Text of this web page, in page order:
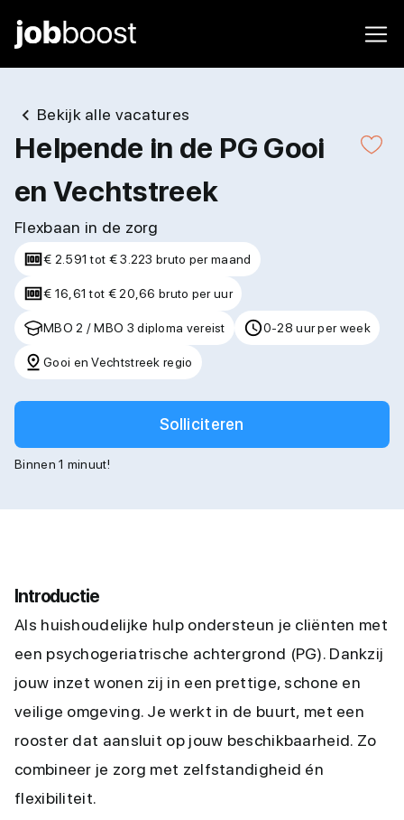
Bekijk alle vacatures
Helpende in de PG Gooi
en Vechtstreek
Flexbaan in de zorg
€ 2.591 tot € 3.223 bruto per maand
€ 16,61 tot € 20,66 bruto per uur
MBO 2 / MBO 3 diploma vereist 0-28 uur per week
Gooi en Vechtstreek regio
Solliciteren
Binnen 1 minuut!
Introductie
Als huishoudelijke hulp ondersteun je cliënten met
een psychogeriatrische achtergrond (PG). Dankzij
jouw inzet wonen zij in een prettige, schone en
veilige omgeving. Je werkt in de buurt, met een
rooster dat aansluit op jouw beschikbaarheid. Zo
combineer je zorg met zelfstandigheid én
flexibiliteit.